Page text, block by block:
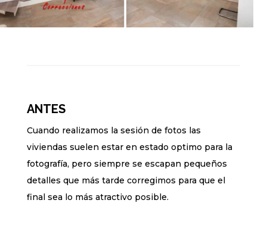
ANTES
Cuando realizamos la sesión de fotos las
viviendas suelen estar en estado optimo para la
fotografía, pero siempre se escapan pequeños
detalles que más tarde corregimos para que el
final sea lo más atractivo posible.